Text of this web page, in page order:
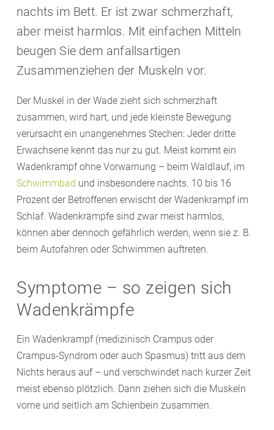
nachts im Bett. Er ist zwar schmerzhaft,
aber meist harmlos. Mit einfachen Mitteln
beugen Sie dem anfallsartigen
Zusammenziehen der Muskeln vor.
Der Muskel in der Wade zieht sich schmerzhaft
zusammen, wird hart, und jede kleinste Bewegung
verursacht ein unangenehmes Stechen: Jeder dritte
Erwachsene kennt das nur zu gut. Meist kommt ein
Wadenkrampf ohne Vorwarnung – beim Waldlauf, im
Schwimmbad und insbesondere nachts. 10 bis 16
Prozent der Betroffenen erwischt der Wadenkrampf im
Schlaf. Wadenkrämpfe sind zwar meist harmlos,
können aber dennoch gefährlich werden, wenn sie z. B.
beim Autofahren oder Schwimmen auftreten.
Symptome – so zeigen sich
Wadenkrämpfe
Ein Wadenkrampf (medizinisch Crampus oder
Crampus-Syndrom oder auch Spasmus) tritt aus dem
Nichts heraus auf – und verschwindet nach kurzer Zeit
meist ebenso plötzlich. Dann ziehen sich die Muskeln
vorne und seitlich am Schienbein zusammen.